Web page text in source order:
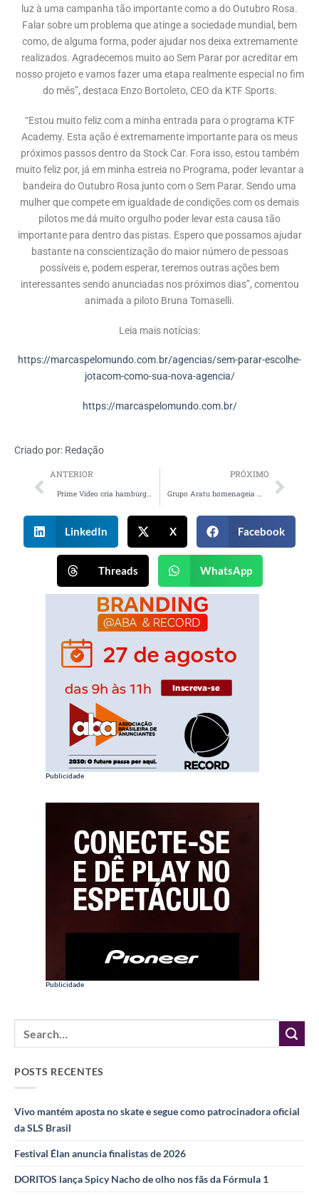
luz à uma campanha tão importante como a do Outubro Rosa.
Falar sobre um problema que atinge a sociedade mundial, bem
como, de alguma forma, poder ajudar nos deixa extremamente
realizados. Agradecemos muito ao Sem Parar por acreditar em
nosso projeto e vamos fazer uma etapa realmente especial no fim
do mês”, destaca Enzo Bortoleto, CEO da KTF Sports.
“Estou muito feliz com a minha entrada para o programa KTF
Academy. Esta ação é extremamente importante para os meus
próximos passos dentro da Stock Car. Fora isso, estou também
muito feliz por, já em minha estreia no Programa, poder levantar a
bandeira do Outubro Rosa junto com o Sem Parar. Sendo uma
mulher que compete em igualdade de condições com os demais
pilotos me dá muito orgulho poder levar esta causa tão
importante para dentro das pistas. Espero que possamos ajudar
bastante na conscientização do maior número de pessoas
possíveis e, podem esperar, teremos outras ações bem
interessantes sendo anunciadas nos próximos dias”, comentou
animada a piloto Bruna Tomaselli.
Leia mais notícias:
https://marcaspelomundo.com.br/agencias/sem-parar-escolhe-
jotacom-como-sua-nova-agencia/
https://marcaspelomundo.com.br/
Criado por: Redação
ANTERIOR PRÓXIMO
LinkedIn X Facebook
Threads WhatsApp
Publicidade
Publicidade
POSTS RECENTES
Vivo mantém aposta no skate e segue como patrocinadora oficial
da SLS Brasil
Festival Élan anuncia finalistas de 2026
DORITOS lança Spicy Nacho de olho nos fãs da Fórmula 1